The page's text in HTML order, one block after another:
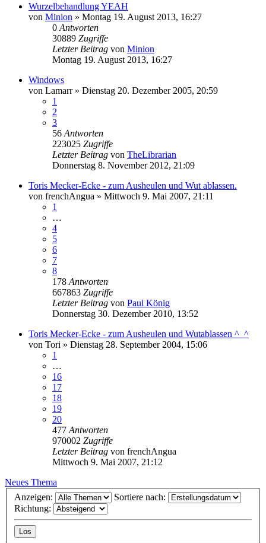
Wurzelbehandlung YEAH
von Minion » Montag 19. August 2013, 16:27
0 Antworten
30889 Zugriffe
Letzter Beitrag von Minion
Montag 19. August 2013, 16:27
Windows
von Lamarr» Dienstag 20. Dezember 2005, 20:59
1
2
3
56 Antworten
223025 Zugriffe
Letzter Beitrag von TheLibrarian
Donnerstag 8. November 2012, 21:09
Toris Mecker-Ecke - zum Ausheulen und Wut ablassen.
von frenchAngua » Mittwoch 9. Mai 2007, 21:11
1
…
4
5
6
7
8
178 Antworten
667863 Zugriffe
Letzter Beitrag von Paul König
Donnerstag 30. Dezember 2010, 13:52
Toris Mecker-Ecke - zum Ausheulen und Wutablassen ^_^
von Tori » Dienstag 28. September 2004, 15:06
1
…
16
17
18
19
20
477 Antworten
970002 Zugriffe
Letzter Beitrag von frenchAngua
Mittwoch 9. Mai 2007, 21:12
Neues Thema
Anzeigen:
Sortiere nach:
Richtung: